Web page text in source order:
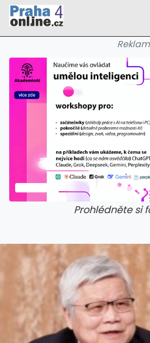
Prohlédněte si